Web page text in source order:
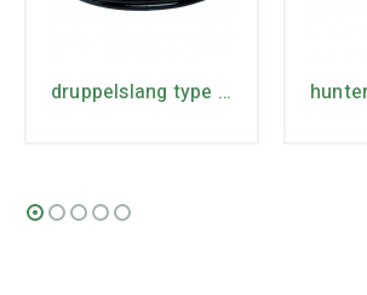
druppelslang type 16 rollengte 100 mtr. max lengte 74 mtr.